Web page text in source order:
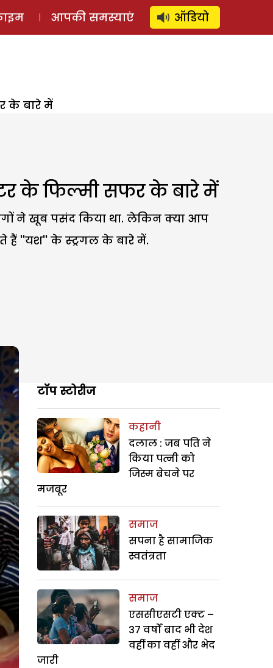
लॉग इन ⚲ SUBSCRIBE
आपकी समस्याएं ऑडियो
के बारे में
के फिल्मी सफर के बारे में
ने खूब पसंद किया था. लेकिन क्या आप
हैं ''यश'' के स्ट्रगल के बारे में.
टॉप स्टोरीज
कहानी
दलाल : जब पति ने
किया पत्नी को
जिस्म बेचने पर
मजबूर
समाज
सपना है सामाजिक
स्वतंत्रता
समाज
एससीएसटी एक्ट –
37 वर्षों बाद भी देश
वहीं का वहीं और भेद
जारी